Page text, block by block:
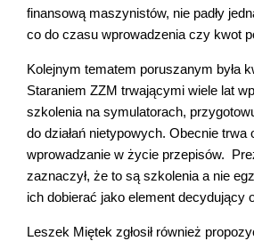
finansową maszynistów, nie padły
co do czasu wprowadzenia czy kwot
Kolejnym tematem poruszanym była
Staraniem ZZM trwającymi wiele lat
szkolenia na symulatorach,
do działań nietypowych. Obecnie
wprowadzanie w życie przepisów.
zaznaczył, że to są szkolenia a nie
ich dobierać jako element decydujący
Leszek Miętek zgłosił również